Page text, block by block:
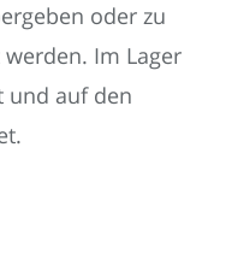
oder zu
Im Lager
und auf den